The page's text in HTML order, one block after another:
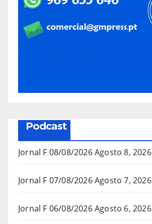
Podcast
Jornal F 08/08/2026Agosto 8, 2026
Jornal F 07/08/2026Agosto 7, 2026
Jornal F 06/08/2026Agosto 6, 2026